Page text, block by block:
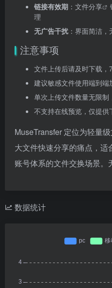
链接有效期 ： 文件分享
理
无广告干扰：界面简洁，
注意事项
文件上传后请及时下载，
建议敏感文件使用端到端
单次上传文件数量无限
不支持在线预览，仅提供
MuseTransfer 定位为轻量
大文件快速分享的痛点，
账号体系的文件交换场景。
数据统计